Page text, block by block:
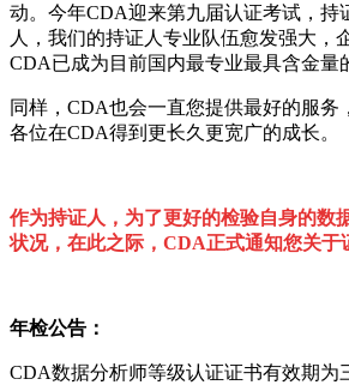
动。 今年CDA迎来第九届认证考试 ，持
人，我们的持证 人 专业队伍愈发强大，
CDA已成为 目前国内最专业最具含金量
同样 ， CDA也会一直您提供最好的服务
各位在CDA得到更长久更宽广的成长。
作为持证人， 为了更好的检验自身的数
状况，在此之际 ， CDA正式通知您关于
年检公告：
CDA数据分析师等级认证证书有效期为